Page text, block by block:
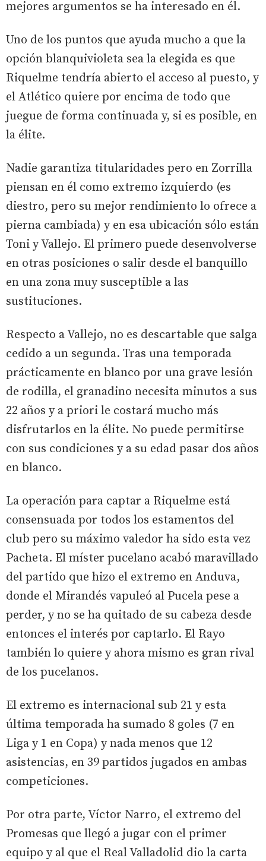
mejores argumentos se ha interesado en él.
Uno de los puntos que ayuda mucho a que la
opción blanquivioleta sea la elegida es que
Riquelme tendría abierto el acceso al puesto, y
el Atlético quiere por encima de todo que
juegue de forma continuada y, si es posible, en
la élite.
Nadie garantiza titularidades pero en Zorrilla
piensan en él como extremo izquierdo (es
diestro, pero su mejor rendimiento lo ofrece a
pierna cambiada) y en esa ubicación sólo están
Toni y Vallejo. El primero puede desenvolverse
en otras posiciones o salir desde el banquillo
en una zona muy susceptible a las
sustituciones.
Respecto a Vallejo, no es descartable que salga
cedido a un segunda. Tras una temporada
prácticamente en blanco por una grave lesión
de rodilla, el granadino necesita minutos a sus
22 años y a priori le costará mucho más
disfrutarlos en la élite. No puede permitirse
con sus condiciones y a su edad pasar dos años
en blanco.
La operación para captar a Riquelme está
consensuada por todos los estamentos del
club pero su máximo valedor ha sido esta vez
Pacheta. El míster pucelano acabó maravillado
del partido que hizo el extremo en Anduva,
donde el Mirandés vapuleó al Pucela pese a
perder, y no se ha quitado de su cabeza desde
entonces el interés por captarlo. El Rayo
también lo quiere y ahora mismo es gran rival
de los pucelanos.
El extremo es internacional sub 21 y esta
última temporada ha sumado 8 goles (7 en
Liga y 1 en Copa) y nada menos que 12
asistencias, en 39 partidos jugados en ambas
competiciones.
Por otra parte, Víctor Narro, el extremo del
Promesas que llegó a jugar con el primer
equipo y al que el Real Valladolid dio la carta